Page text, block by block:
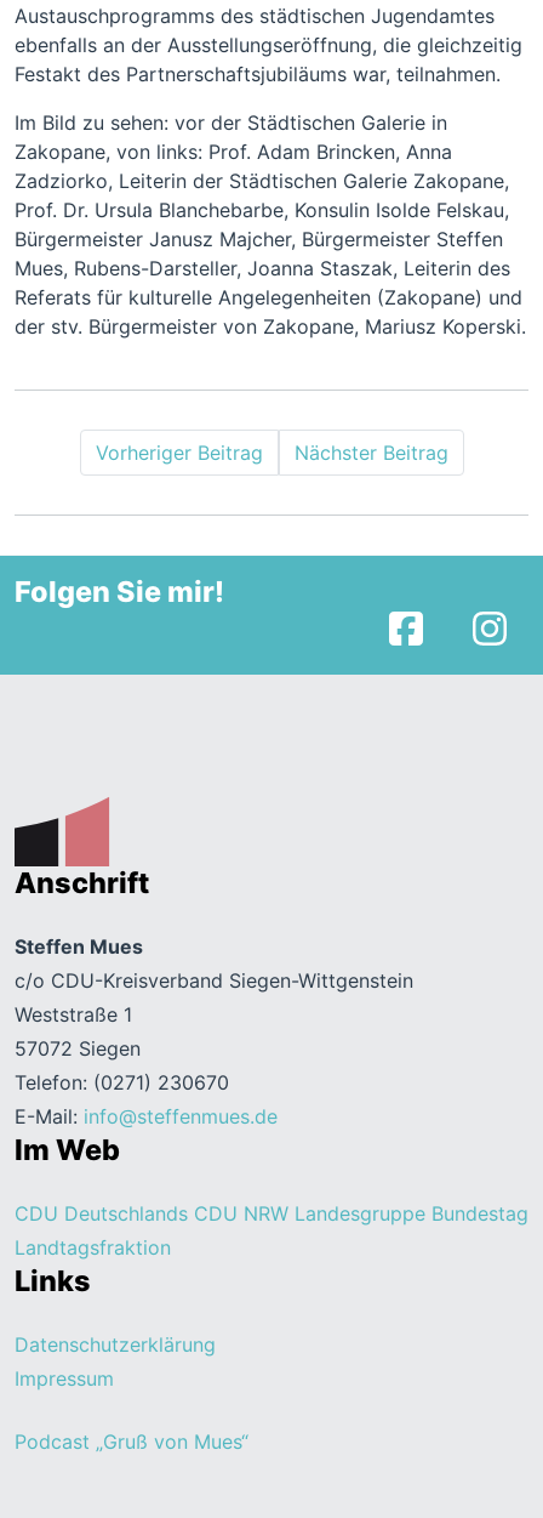
Austauschprogramms des städtischen Jugendamtes
ebenfalls an der Ausstellungseröffnung, die gleichzeitig
Festakt des Partnerschaftsjubiläums war, teilnahmen.
Im Bild zu sehen: vor der Städtischen Galerie in
Zakopane, von links: Prof. Adam Brincken, Anna
Zadziorko, Leiterin der Städtischen Galerie Zakopane,
Prof. Dr. Ursula Blanchebarbe, Konsulin Isolde Felskau,
Bürgermeister Janusz Majcher, Bürgermeister Steffen
Mues, Rubens-Darsteller, Joanna Staszak, Leiterin des
Referats für kulturelle Angelegenheiten (Zakopane) und
der stv. Bürgermeister von Zakopane, Mariusz Koperski.
Vorheriger Beitrag Nächster Beitrag
Folgen Sie mir!
Facebook
Anschrift
Steffen Mues
c/o CDU-Kreisverband Siegen-Wittgenstein
Weststraße 1
57072 Siegen
Telefon: (0271) 230670
E-Mail: info@steffenmues.de
Im Web
CDU Deutschlands CDU NRW Landesgruppe Bundestag
Landtagsfraktion
Links
Datenschutzerklärung
Impressum
Podcast „Gruß von Mues“